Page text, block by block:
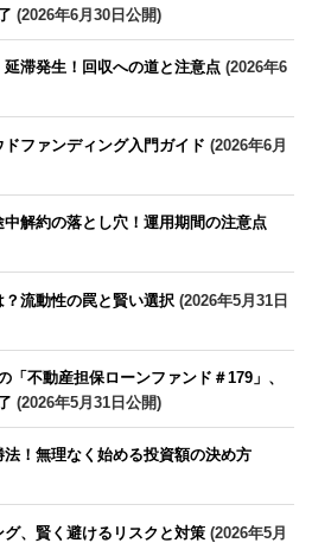
(2026年6月30日公開)
延滞発生！回収への道と注意点 (2026年6
ドファンディング入門ガイド (2026年6月
解約の落とし穴！運用期間の注意点
流動性の罠と賢い選択 (2026年5月31日
「不動産担保ローンファンド＃179」、
(2026年5月31日公開)
！無理なく始める投資額の決め方
、賢く避けるリスクと対策 (2026年5月